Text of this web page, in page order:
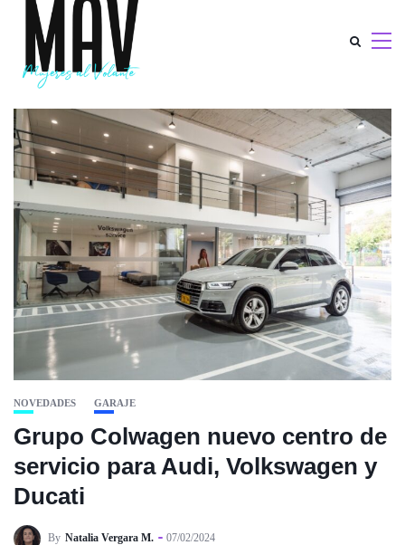
NOVEDADES GARAJE
Grupo Colwagen nuevo centro de
servicio para Audi, Volkswagen y
Ducati
By Natalia Vergara M. 07/02/2024